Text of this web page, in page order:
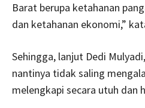
Barat berupa ketahanan
dan ketahanan ekonomi,”
Sehingga, lanjut Dedi
nantinya tidak saling
melengkapi secara utuh dan